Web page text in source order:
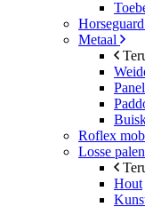
Metaal
Roflex
Losse
Hout